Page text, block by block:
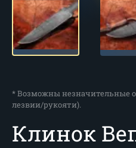
* Возможны незначительные
лезвии/рукояти).
Клинок